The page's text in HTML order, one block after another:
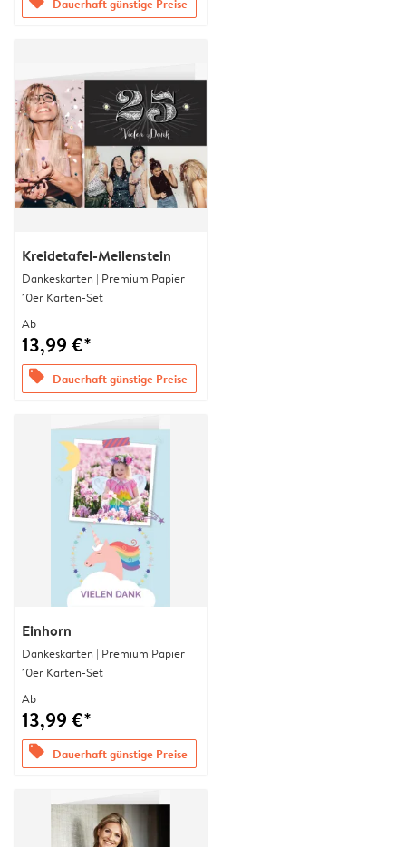
Kreidetafel-Meilenstein
Dankeskarten | Premium Papier
10er Karten-Set
Ab
13,99 €*
offers Dauerhaft günstige Preise
Einhorn
Dankeskarten | Premium Papier
10er Karten-Set
Ab
13,99 €*
offers Dauerhaft günstige Preise